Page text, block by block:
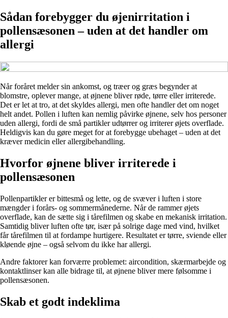
Sådan forebygger du øjenirritation i
pollensæsonen – uden at det handler om
allergi
Når foråret melder sin ankomst, og træer og græs begynder at
blomstre, oplever mange, at øjnene bliver røde, tørre eller irriterede.
Det er let at tro, at det skyldes allergi, men ofte handler det om noget
helt andet. Pollen i luften kan nemlig påvirke øjnene, selv hos personer
uden allergi, fordi de små partikler udtørrer og irriterer øjets overflade.
Heldigvis kan du gøre meget for at forebygge ubehaget – uden at det
kræver medicin eller allergibehandling.
Hvorfor øjnene bliver irriterede i
pollensæsonen
Pollenpartikler er bittesmå og lette, og de svæver i luften i store
mængder i forårs- og sommermånederne. Når de rammer øjets
overflade, kan de sætte sig i tårefilmen og skabe en mekanisk irritation.
Samtidig bliver luften ofte tør, især på solrige dage med vind, hvilket
får tårefilmen til at fordampe hurtigere. Resultatet er tørre, sviende eller
kløende øjne – også selvom du ikke har allergi.
Andre faktorer kan forværre problemet: aircondition, skærmarbejde og
kontaktlinser kan alle bidrage til, at øjnene bliver mere følsomme i
pollensæsonen.
Skab et godt indeklima